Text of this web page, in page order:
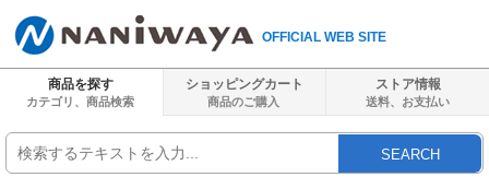
OFFICIAL WEB SITE
商品を探す
カテゴリ、商品検索
ショッピングカート
商品のご購入
ストア情報
送料、 お支払い
SEARCH